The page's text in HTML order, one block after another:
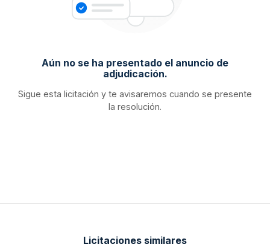
Aún no se ha presentado el anuncio de
adjudicación.
Sigue esta licitación y te avisaremos cuando se presente
la resolución.
Licitaciones similares